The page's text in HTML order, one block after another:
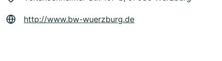
http://www.bw-wuerzburg.de